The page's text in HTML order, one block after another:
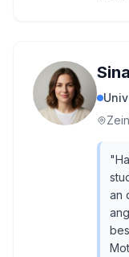
Sina
"
an